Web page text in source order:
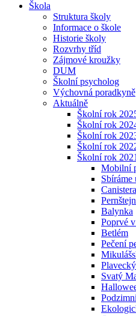
Škola
Struktura školy
Informace o škole
Historie školy
Rozvrhy tříd
Zájmové kroužky
DUM
Školní psycholog
Výchovná poradkyně
Aktuálně
Školní rok
Školní rok
Školní rok
Školní rok
Školní rok
Mobilní
Sbíráme
Balynka
Poprvé
Betlém
Pečení
Svatý